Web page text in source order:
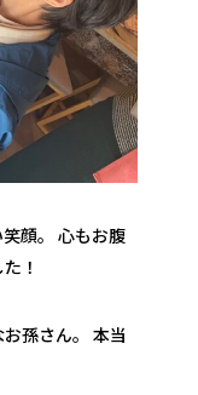
顔。 心もお腹
！
孫さん。 本当